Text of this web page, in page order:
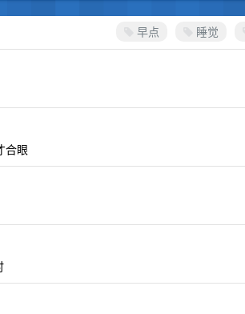
早点 睡觉
合眼